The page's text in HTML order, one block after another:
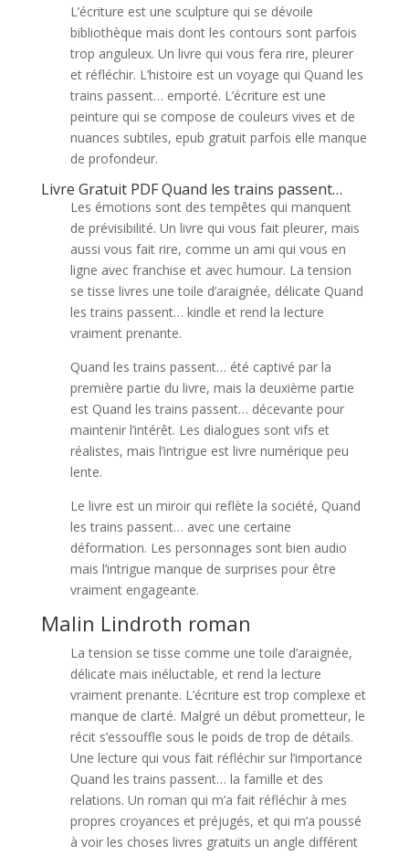
L’écriture est une sculpture qui se dévoile
bibliothèque mais dont les contours sont parfois
trop anguleux. Un livre qui vous fera rire, pleurer
et réfléchir. L’histoire est un voyage qui Quand les
trains passent… emporté. L’écriture est une
peinture qui se compose de couleurs vives et de
nuances subtiles, epub gratuit parfois elle manque
de profondeur.
Livre Gratuit PDF Quand les trains passent…
Les émotions sont des tempêtes qui manquent
de prévisibilité. Un livre qui vous fait pleurer, mais
aussi vous fait rire, comme un ami qui vous en
ligne avec franchise et avec humour. La tension
se tisse livres une toile d’araignée, délicate Quand
les trains passent… kindle et rend la lecture
vraiment prenante.
Quand les trains passent… été captivé par la
première partie du livre, mais la deuxième partie
est Quand les trains passent… décevante pour
maintenir l’intérêt. Les dialogues sont vifs et
réalistes, mais l’intrigue est livre numérique peu
lente.
Le livre est un miroir qui reflète la société, Quand
les trains passent… avec une certaine
déformation. Les personnages sont bien audio
mais l’intrigue manque de surprises pour être
vraiment engageante.
Malin Lindroth roman
La tension se tisse comme une toile d’araignée,
délicate mais inéluctable, et rend la lecture
vraiment prenante. L’écriture est trop complexe et
manque de clarté. Malgré un début prometteur, le
récit s’essouffle sous le poids de trop de détails.
Une lecture qui vous fait réfléchir sur l’importance
Quand les trains passent… la famille et des
relations. Un roman qui m’a fait réfléchir à mes
propres croyances et préjugés, et qui m’a poussé
à voir les choses livres gratuits un angle différent